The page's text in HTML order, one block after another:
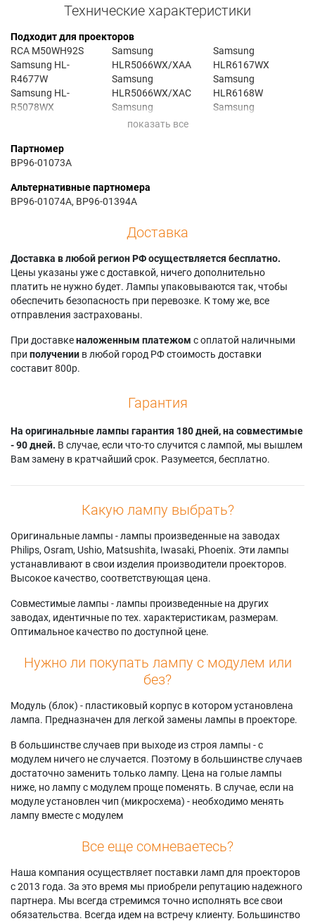
Технические характеристики
Подходит для проекторов
RCA M50WH92S
Samsung HL-
R4677W
Samsung HL-
R5078WX
Samsung HL-
R5678W
R5688W
Samsung HL-
Samsung HL-
R6168W
Samsung HL-
R6178W
Samsung HL-
Samsung HL-
T5055WX/XAC
Samsung HL-
Samsung HL-
T7288WX/XAA
Samsung
Samsung
HLR4664WX/XAC
Samsung
Samsung
HLR5056W
Samsung
Samsung
HLR5056WX/XAA
Samsung
HLR5066W
Samsung
HLR5066WX/XAA
Samsung
HLR5066WX/XAC
Samsung
HLR5067W1X/XAA
Samsung
HLR5067WX/XAA
HLR5078W
HLR5078WX/XAA
Samsung
HLR5078WX/XAC
Samsung
HLR5656W
HLR5656WX
Samsung
HLR5662WX/XAC
HLR5667W1X/XAA
Samsung
HLR5667WAX/XAA
HLR5668W
HLR5668WX/XAA
HLR5678W
Samsung
HLR5678WX/XAA
Samsung
HLR6156W
Samsung
HLR6164WX
HLR6164WX/XAC
Samsung
HLR6167W1X/XAA
Samsung
HLR6167WX
Samsung
HLR6168W
Samsung
Samsung PT50DL14
Samsung
PT50DL14X/SMS
Samsung SP-
46L6HV
Samsung SP-
50L6HX
Samsung SP-
56L6HX
SP42L6HRX/XAP
SP42L6HRX/XAX
Samsung SP46L6HX
SP50L3HRM/XAZ
Samsung
Samsung
Samsung
SP61L6HRX/XAP
Samsung SP61L6HX
Партномер
BP96-01073A
Альтернативные партномера
BP96-01074A, BP96-01394A
Доставка
Доставка в любой регион РФ осуществляется бесплатно.
Цены указаны уже с доставкой, ничего дополнительно
платить не нужно будет. Лампы упаковываются так, чтобы
обеспечить безопасность при перевозке. К тому же, все
отправления застрахованы.
При доставкеналоженным платежом с оплатой наличными
при получении в любой город РФ стоимость доставки
составит 800р.
Гарантия
На оригинальные лампы гарантия 180 дней, на совместимые
- 90 дней. В случае, если что-то случится с лампой, мы вышлем
Вам замену в кратчайший срок. Разумеется, бесплатно.
Какую лампу выбрать?
Оригинальные лампы - лампы произведенные на заводах
Philips, Osram, Ushio, Matsushita, Iwasaki, Phoenix. Эти лампы
устанавливают в свои изделия производители проекторов.
Высокое качество, соответствующая цена.
Совместимые лампы - лампы произведенные на других
заводах, идентичные по тех. характеристикам, размерам.
Оптимальное качество по доступной цене.
Нужно ли покупать лампу с модулем или
без?
Модуль (блок) - пластиковый корпус в котором установлена
лампа. Предназначен для легкой замены лампы в проекторе.
В большинстве случаев при выходе из строя лампы - с
модулем ничего не случается. Поэтому в большинстве случаев
достаточно заменить только лампу. Цена на голые лампы
ниже, но лампу с модулем проще поменять. В случае, если на
модуле установлен чип (микросхема) - необходимо менять
лампу вместе с модулем
Все еще сомневаетесь?
Наша компания осуществляет поставки ламп для проекторов
с 2013 года. За это время мы приобрели репутацию надежного
партнера. Мы всегда стремимся точно исполнять все свои
обязательства. Всегда идем на встречу клиенту. Большинство